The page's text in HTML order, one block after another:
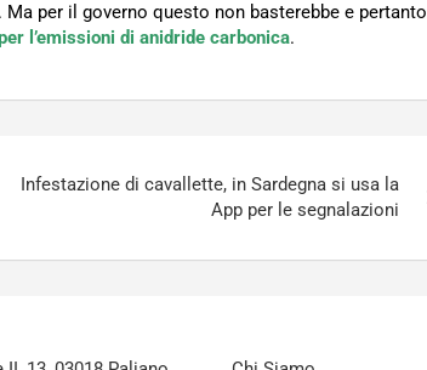
. Ma per il governo questo non basterebbe e pertanto
l’emissioni di anidride carbonica.
Infestazione di cavallette, in Sardegna si usa la
App per le segnalazioni